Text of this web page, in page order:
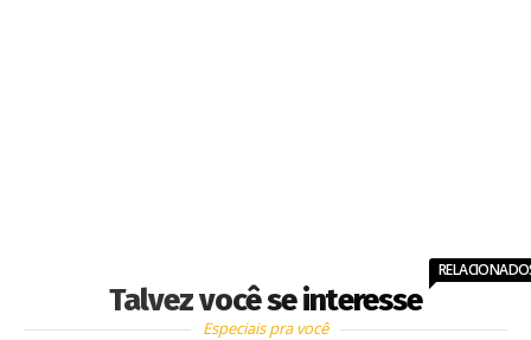
Talvez você se interesse
Especiais pra você